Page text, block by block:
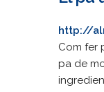
http://
Com fer
pa de